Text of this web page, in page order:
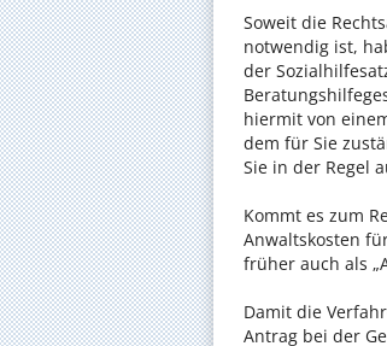
Soweit die
notwendig ist,
der
hiermit von
dem für Sie
Sie in der Regel
Kommt es zum
Anwaltskosten
früher auch als
Damit die
Antrag bei der